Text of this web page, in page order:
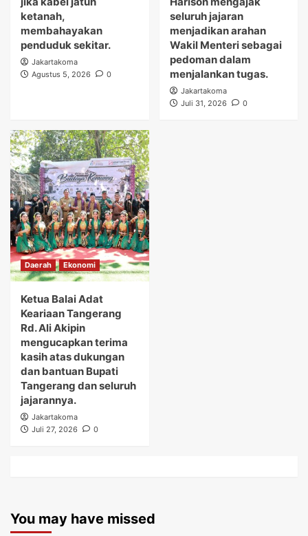
ketanah,
membahayakan
penduduk sekitar.
Jakartakoma
Agustus 5, 2026
0
seluruh jajaran
menjadikan arahan
Wakil Menteri sebagai
pedoman dalam
menjalankan tugas.
Jakartakoma
Juli 31, 2026
0
Daerah Ekonomi
Ketua Balai Adat
Keariaan Tangerang
Rd. Ali Akipin
mengucapkan terima
kasih atas dukungan
dan bantuan Bupati
Tangerang dan seluruh
jajarannya.
Jakartakoma
Juli 27, 2026
0
You may have missed